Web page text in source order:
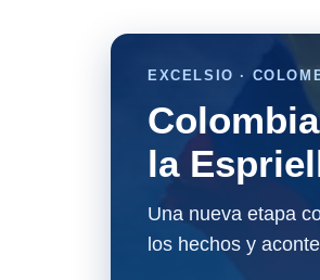
EXCELSIO ·
la
Una nueva etapa
los hechos y